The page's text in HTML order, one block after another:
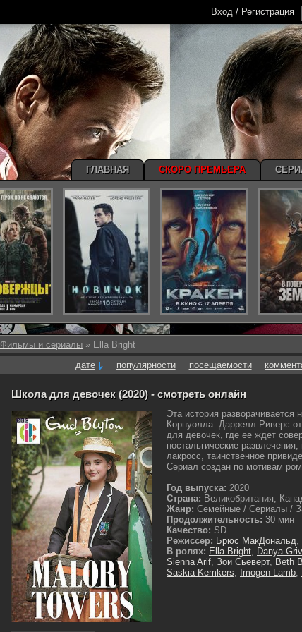
Фильмы и сериалы » Ella Bright
дате
популярности посещаемости
Школа для девочек (2020) - смотреть онлайн
Эта история разворачивается
Корнуолла. Даррелл Риверс
для девочек, где ее ждет
ностальгические
лакросс, таинственное
Сериал создан по мотивам
Год выпуска: 2020
Страна: Великобритания,
Жанр: Семейные / Сериалы /
Продолжительность: 30 мин
Качество: SD
Режиссер: Брюс МакДональд,
В ролях: Ella Bright, Danya
Sienna Arif, Зои Сьеверт, Beth
Saskia Kemkers, Imogen Lamb,
Вход / Регистрация
ГЛАВНАЯ СКОРО ПРЕМЬЕРА